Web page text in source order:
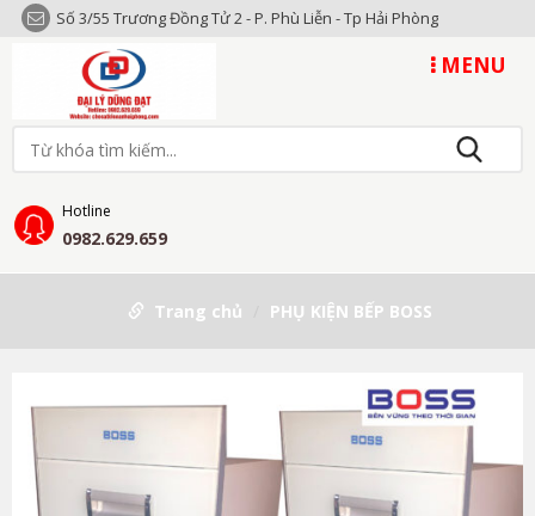
Số 3/55 Trương Đồng Tử 2 - P. Phù Liễn - Tp Hải Phòng
MENU
Hotline
0982.629.659
Trang chủ PHỤ KIỆN BẾP BOSS